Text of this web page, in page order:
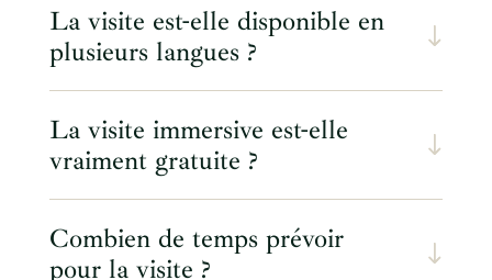
La visite est-elle disponible en
plusieurs langues ?
La visite immersive est-elle
vraiment gratuite ?
Combien de temps prévoir
pour la visite ?